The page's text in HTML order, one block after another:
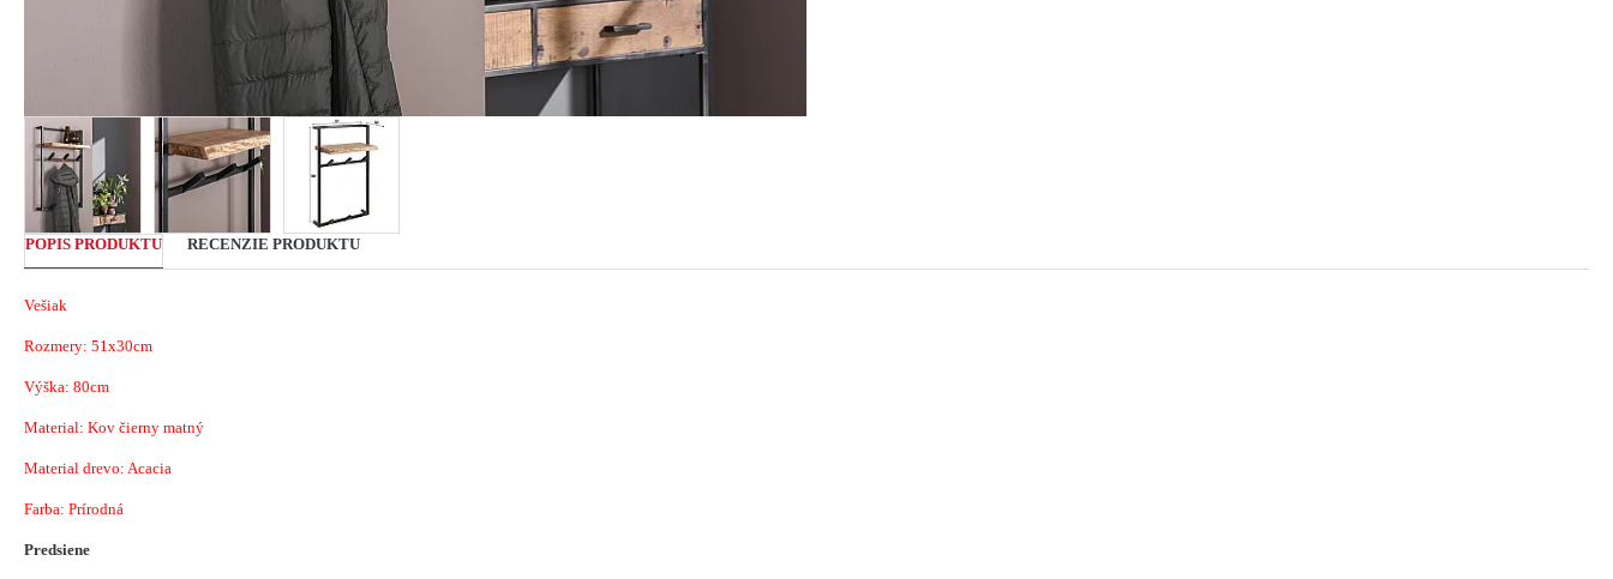
POPIS PRODUKTU RECENZIE PRODUKTU
Vešiak
Rozmery: 51x30cm
Výška: 80cm
Material: Kov čierny matný
Material drevo: Acacia
Farba: Prírodná
Predsiene